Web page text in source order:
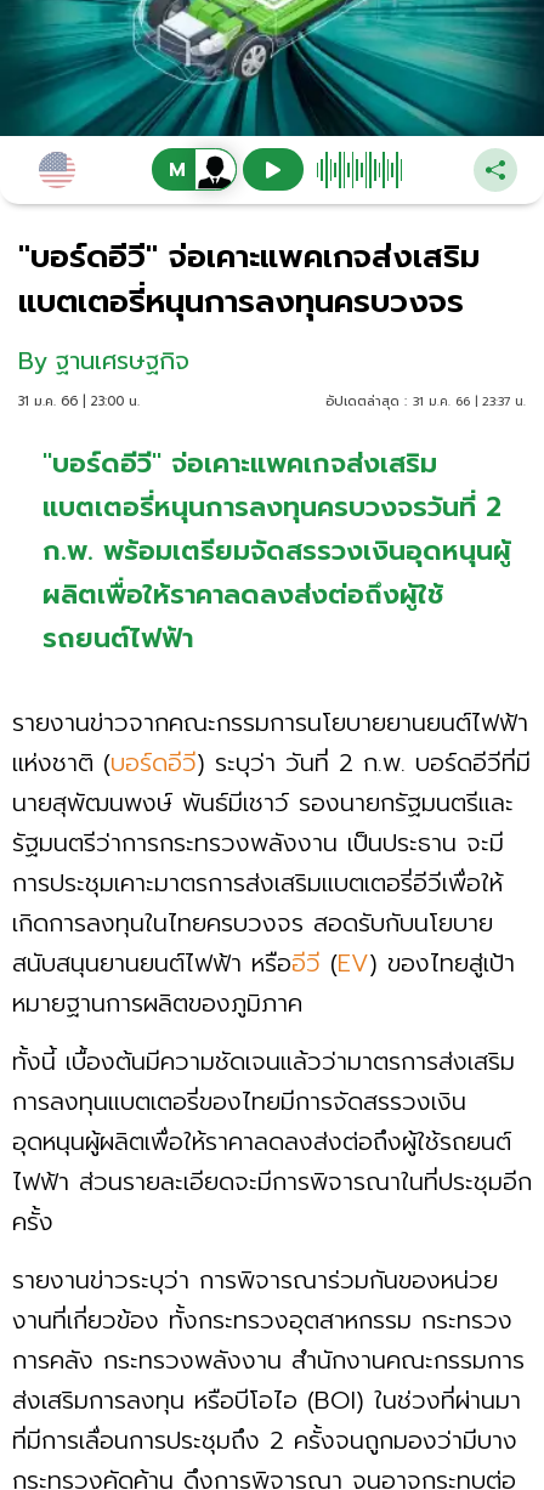
"บอร์ดอีวี" จ่อเคาะแพคเกจส่งเสริม
แบตเตอรี่หนุนการลงทุนครบวงจร
By ฐานเศรษฐกิจ
31 ม.ค. 66 | 23:00 น. อัปเดตล่าสุด : 31 ม.ค. 66 | 23:37 น.
"บอร์ดอีวี" จ่อเคาะแพคเกจส่งเสริม
แบตเตอรี่หนุนการลงทุนครบวงจรวันที่ 2
ก.พ. พร้อมเตรียมจัดสรรวงเงินอุดหนุนผู้
ผลิตเพื่อให้ราคาลดลงส่งต่อถึงผู้ใช้
รถยนต์ไฟฟ้า
รายงานข่าวจากคณะกรรมการนโยบายยานยนต์ไฟฟ้า
แห่งชาติ (บอร์ดอีวี) ระบุว่า วันที่ 2 ก.พ. บอร์ดอีวีที่มี
นายสุพัฒนพงษ์ พันธ์มีเชาว์ รองนายกรัฐมนตรีและ
รัฐมนตรีว่าการกระทรวงพลังงาน เป็นประธาน จะมี
การประชุมเคาะมาตรการส่งเสริมแบตเตอรี่อีวีเพื่อให้
เกิดการลงทุนในไทยครบวงจร สอดรับกับนโยบาย
สนับสนุนยานยนต์ไฟฟ้า หรืออีวี (EV) ของไทยสู่เป้า
หมายฐานการผลิตของภูมิภาค
ทั้งนี้ เบื้องต้นมีความชัดเจนแล้วว่ามาตรการส่งเสริม
การลงทุนแบตเตอรี่ของไทยมีการจัดสรรวงเงิน
อุดหนุนผู้ผลิตเพื่อให้ราคาลดลงส่งต่อถึงผู้ใช้รถยนต์
ไฟฟ้า ส่วนรายละเอียดจะมีการพิจารณาในที่ประชุมอีก
ครั้ง
รายงานข่าวระบุว่า การพิจารณาร่วมกันของหน่วย
งานที่เกี่ยวข้อง ทั้งกระทรวงอุตสาหกรรม กระทรวง
การคลัง กระทรวงพลังงาน สำนักงานคณะกรรมการ
ส่งเสริมการลงทุน หรือบีโอไอ (BOI) ในช่วงที่ผ่านมา
ที่มีการเลื่อนการประชุมถึง 2 ครั้งจนถูกมองว่ามีบาง
กระทรวงคัดค้าน ดึงการพิจารณา จนอาจกระทบต่อ